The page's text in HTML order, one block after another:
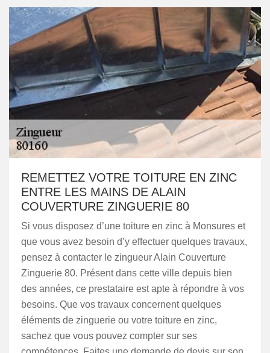
REMETTEZ VOTRE TOITURE EN ZINC
ENTRE LES MAINS DE ALAIN
COUVERTURE ZINGUERIE 80
Si vous disposez d’une toiture en zinc à Monsures et
que vous avez besoin d’y effectuer quelques travaux,
pensez à contacter le zingueur Alain Couverture
Zinguerie 80. Présent dans cette ville depuis bien
des années, ce prestataire est apte à répondre à vos
besoins. Que vos travaux concernent quelques
éléments de zinguerie ou votre toiture en zinc,
sachez que vous pouvez compter sur ses